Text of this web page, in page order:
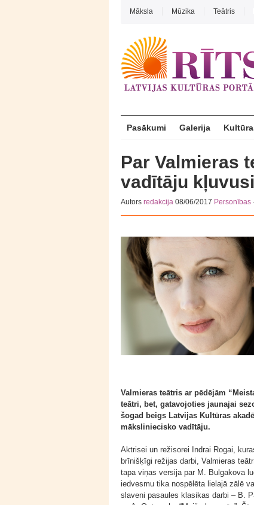
Māksla Mūzika Teātris
Pasākumi Galerija
Par Valmieras
vadītāju
Autors redakcija 08/06/2017 Personības ·
Valmieras teātris ar pēdējām
teātri, bet, gatavojoties jaunajai
šogad beigs Latvijas Kultūras
māksliniecisko vadītāju.
Aktrisei un režisorei Indrai Rogai,
brīnišķīgi režijas darbi, Valmieras
tapa viņas versija par M. Bulgakova
iedvesmu tika nospēlēta lielajā zālē
slaveni pasaules klasikas darbi – B.